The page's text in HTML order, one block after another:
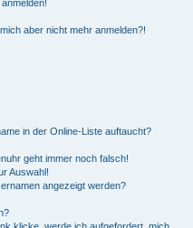
aber nicht mehr anmelden?!
in der Online-Liste auftaucht?
geht immer noch falsch!
Auswahl!
angezeigt werden?